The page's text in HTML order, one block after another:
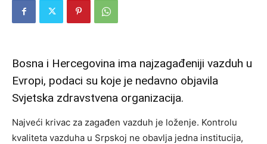
Bosna i Hercegovina ima najzagađeniji vazduh u
Evropi, podaci su koje je nedavno objavila
Svjetska zdravstvena organizacija.
Najveći krivac za zagađen vazduh je loženje. Kontrolu
kvaliteta vazduha u Srpskoj ne obavlja jedna institucija,